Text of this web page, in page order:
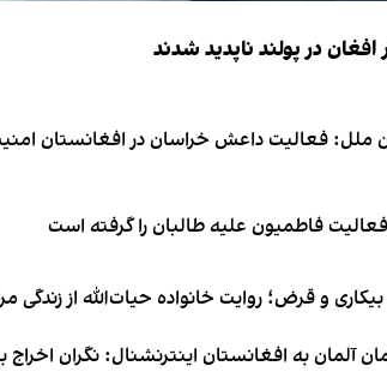
در پولند ناپدید شدند
ملل: فعالیت داعش خراسان در افغانستان
فاطمیون علیه طالبان را گرفته است
و قرض؛ روایت خانواده حیات‌الله از زندگی
آلمان به افغانستان اینترنشنال: نگران